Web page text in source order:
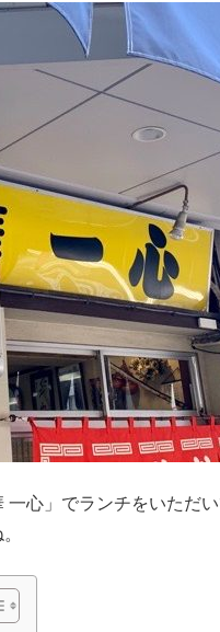
心」でランチをいただ